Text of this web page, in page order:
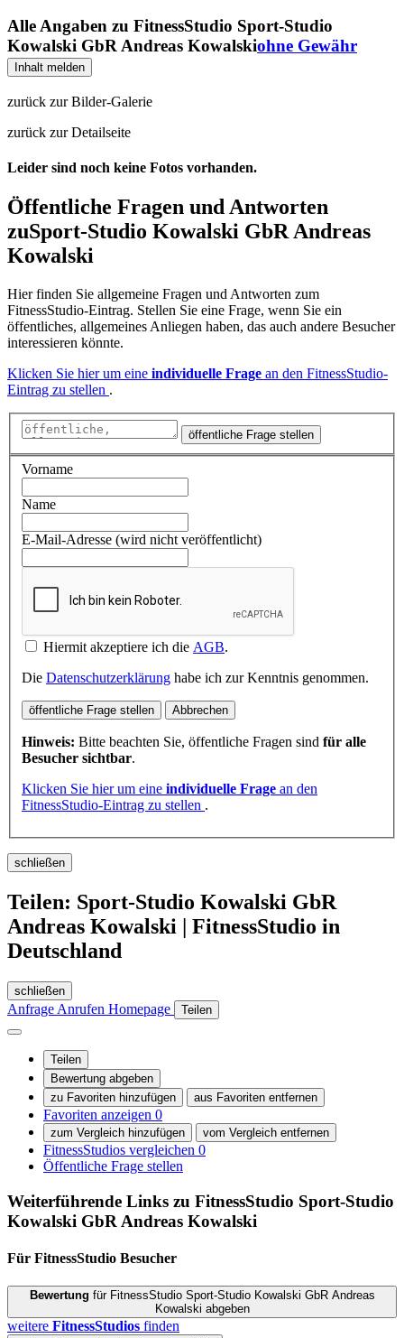
Alle Angaben zu FitnessStudio Sport-Studio
Kowalski GbR Andreas Kowalskiohne Gewähr
Inhalt melden
zurück zur Bilder-Galerie
zurück zur Detailseite
Leider sind noch keine Fotos vorhanden.
Öffentliche Fragen und Antworten
zuSport-Studio Kowalski GbR Andreas
Kowalski
Hier finden Sie allgemeine Fragen und Antworten zum
FitnessStudio-Eintrag. Stellen Sie eine Frage, wenn Sie ein
öffentliches, allgemeines Anliegen haben, das auch andere Besucher
interessieren könnte.
Klicken Sie hier um eine individuelle Frage an den FitnessStudio-
Eintrag zu stellen .
öffentliche Frage stellen
Vorname
Name
E-Mail-Adresse (wird nicht veröffentlicht)
Hiermit akzeptiere ich die AGB.
Die Datenschutzerklärung habe ich zur Kenntnis genommen.
öffentliche Frage stellen Abbrechen
Hinweis: Bitte beachten Sie, öffentliche Fragen sind für alle
Besucher sichtbar.
Klicken Sie hier um eine individuelle Frage an den
FitnessStudio-Eintrag zu stellen .
schließen
Teilen: Sport-Studio Kowalski GbR
Andreas Kowalski | FitnessStudio in
Deutschland
schließen
Anfrage Anrufen Homepage Teilen
Teilen
Bewertung abgeben
zu Favoriten hinzufügen
aus Favoriten entfernen
Favoriten anzeigen 0
zum Vergleich hinzufügen vom Vergleich entfernen
FitnessStudios vergleichen 0
Öffentliche Frage stellen
Weiterführende Links zu FitnessStudio Sport-Studio
Kowalski GbR Andreas Kowalski
Für FitnessStudio Besucher
Bewertung für FitnessStudio Sport-Studio Kowalski GbR Andreas
Kowalski abgeben
weitere FitnessStudios finden